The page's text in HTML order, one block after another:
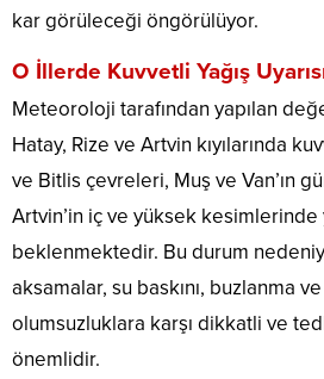
kar görüleceği öngörülüyor.
O İllerde Kuvvetli Yağış
Meteoroloji tarafından yapılan
Hatay, Rize ve Artvin kıyılarında
ve Bitlis çevreleri, Muş ve Van’ın
Artvin’in iç ve yüksek
beklenmektedir. Bu durum
aksamalar, su baskını, buzlanma
olumsuzluklara karşı dikkatli ve
önemlidir.